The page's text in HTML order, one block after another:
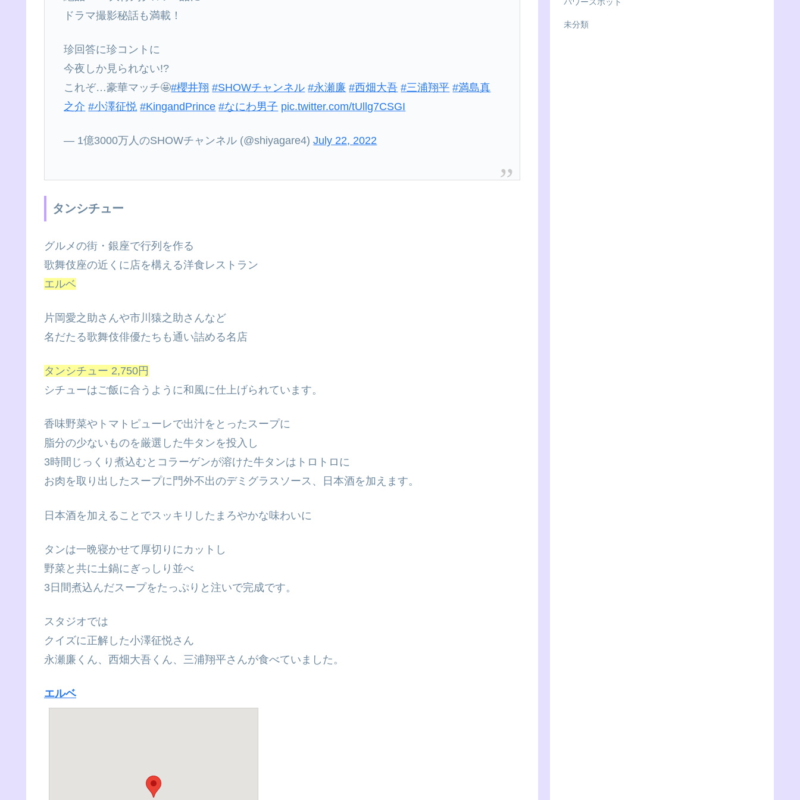
ドラマ撮影秘話も満載！
珍回答に珍コントに
今夜しか見られない!?
これぞ…豪華マッチ🤩#櫻井翔 #SHOWチャンネル #永瀬廉 #西畑大吾 #三浦翔平 #満島真
之介 #小澤征悦 #KingandPrince #なにわ男子 pic.twitter.com/tUllg7CSGI
— 1億3000万人のSHOWチャンネル (@shiyagare4)July 22, 2022
タンシチュー
グルメの街・銀座で行列を作る
歌舞伎座の近くに店を構える洋食レストラン
エルベ
片岡愛之助さんや市川猿之助さんなど
名だたる歌舞伎俳優たちも通い詰める名店
タンシチュー 2,750円
シチューはご飯に合うように和風に仕上げられています。
香味野菜やトマトピューレで出汁をとったスープに
脂分の少ないものを厳選した牛タンを投入し
3時間じっくり煮込むとコラーゲンが溶けた牛タンはトロトロに
お肉を取り出したスープに門外不出のデミグラスソース、日本酒を加えます。
日本酒を加えることでスッキリしたまろやかな味わいに
タンは一晩寝かせて厚切りにカットし
野菜と共に土鍋にぎっしり並べ
3日間煮込んだスープをたっぷりと注いで完成です。
スタジオでは
クイズに正解した小澤征悦さん
永瀬廉くん、西畑大吾くん、三浦翔平さんが食べていました。
エルベ
未分類